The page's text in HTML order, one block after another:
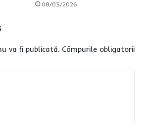
08/03/2026
va fi publicată. Câmpurile obligatorii